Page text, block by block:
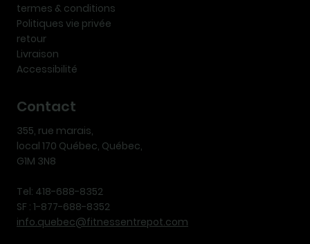
termes & conditions
Politiques vie privée
retour
Livraison
Accessibilité
Contact
355, rue marais,
local 170 Québec, Québec,
G1M 3N8
Tel: 418-688-8352
SF : 1-877-688-8352
info.quebec@fitnessentrepot.com